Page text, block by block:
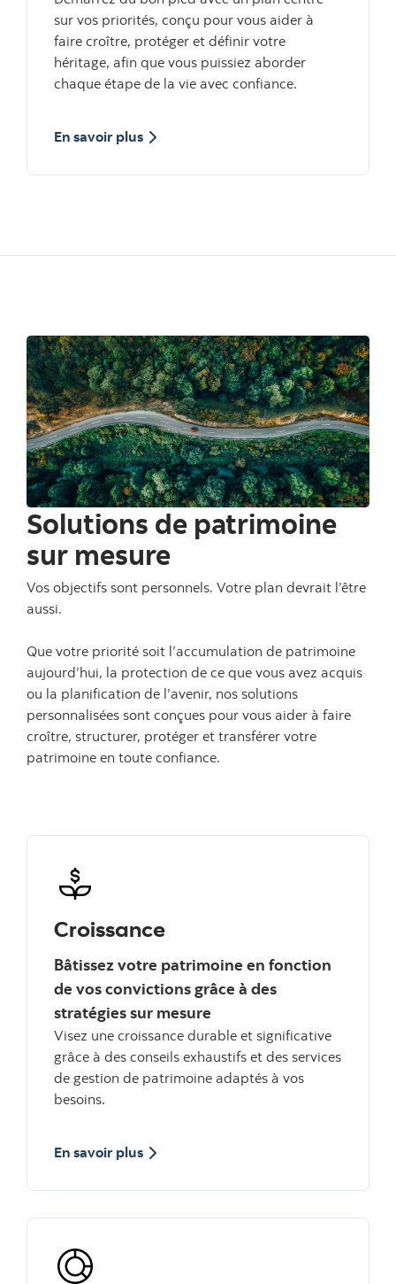
sur vos priorités, conçu pour vous aider à
faire croître, protéger et définir votre
héritage, afin que vous puissiez aborder
chaque étape de la vie avec confiance.
En savoir plussur la Planification globale de
Solutions de patrimoine
sur mesure
Vos objectifs sont personnels. Votre plan devrait l’être
aussi.
Que votre priorité soit l’accumulation de patrimoine
aujourd’hui, la protection de ce que vous avez acquis
ou la planification de l’avenir, nos solutions
personnalisées sont conçues pour vous aider à faire
croître, structurer, protéger et transférer votre
patrimoine en toute confiance.
Croissance
Bâtissez votre patrimoine en fonction
de vos convictions grâce à des
stratégies sur mesure
Visez une croissance durable et significative
grâce à des conseils exhaustifs et des services
de gestion de patrimoine adaptés à vos
besoins.
En savoir plussur Croissance